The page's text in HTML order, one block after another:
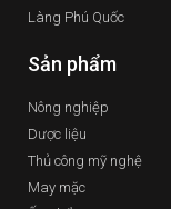
Làng Phú Quốc
Sản phẩm
Nông nghiệp
Dược liệu
Thủ công mỹ nghệ
May mặc